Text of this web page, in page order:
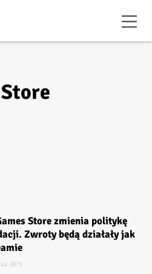
Store zmienia politykę
Zwroty będą działały jak
2019